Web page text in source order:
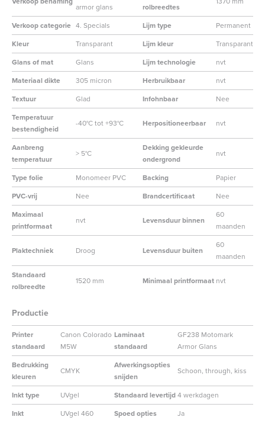
armor glans
rolbreedtes
Verkoop categorie 4. Specials Lijm type
Permanent
Kleur
Transparant Lijm kleur
Transparant
Glans of mat
Glans Lijm technologie
nvt
Materiaal dikte
305 micron Herbruikbaar
nvt
Textuur
Glad Infohnbaar
Nee
Temperatuur
bestendigheid
-40°C tot +93°C Herpositioneerbaar nvt
Aanbreng
temperatuur
> 5°C
Dekking gekleurde
ondergrond
nvt
Type folie Monomeer PVC Backing
Papier
PVC-vrij
Nee Brandcertificaat
Nee
Maximaal
printformaat
nvt Levensduur binnen
60
maanden
Plaktechniek Droog Levensduur buiten
60
maanden
Standaard
rolbreedte
1520 mm Minimaal printformaat nvt
Productie
Printer
standaard
Canon Colorado
M5W
Laminaat
standaard
GF238 Motomark
Armor Glans
Bedrukking
kleuren
CMYK
Afwerkingsopties
snijden
Schoon, through, kiss
Inkt type UVgel Standaard levertijd4 werkdagen
Inkt
UVgel 460 Spoed opties Ja